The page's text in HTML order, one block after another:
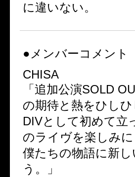
に違いない。
●メンバーコメント
CHISA
「追加公演SOLD
の期待と熱をひし
DIVとして初めて立
のライヴを楽しみ
僕たちの物語に新
う。」